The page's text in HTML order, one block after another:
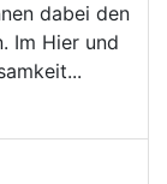
dabei den
Im Hier und